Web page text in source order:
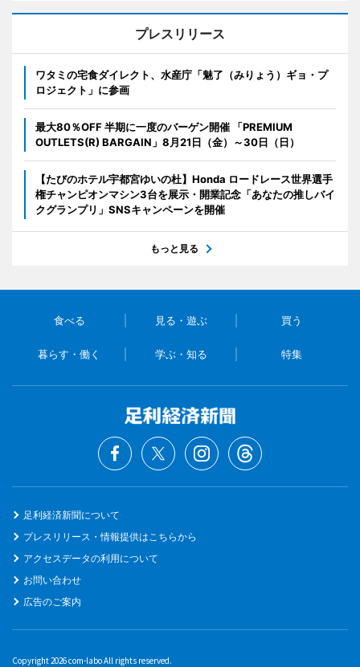
プレスリリース
ワタミの宅食ダイレクト、水産庁「魅了（みりょう）ギョ・プ
ロジェクト」に参画
最大80％OFF 半期に一度のバーゲン開催 「PREMIUM
OUTLETS(R) BARGAIN」8月21日（金）～30日（日）
【たびのホテル宇都宮ゆいの杜】Honda ロードレース世界選手
権チャンピオンマシン3台を展示・開業記念「あなたの推しバイ
クグランプリ」SNSキャンペーンを開催
もっと見る
食べる 見る・遊ぶ 買う
暮らす・働く 学ぶ・知る 特集
足利経済新聞について
プレスリリース・情報提供はこちらから
アクセスデータの利用について
お問い合わせ
広告のご案内
Copyright 2026 com-labo All rights reserved.